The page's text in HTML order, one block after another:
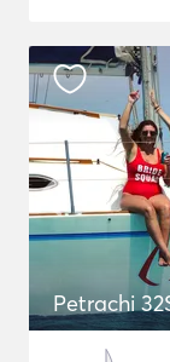
Petrachi